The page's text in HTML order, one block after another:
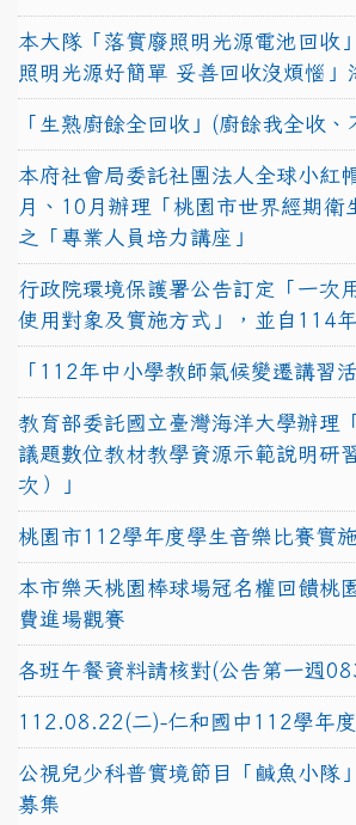
本大隊「落實廢照明光源電池回收
照明光源好簡單 妥善回收沒煩惱」
「生熟廚餘全回收」(廚餘我全收
本府社會局委託社團法人全球小紅
月、10月辦理「桃園市世界經期衛
之「專業人員培力講座」
行政院環境保護署公告訂定「一次
使用對象及實施方式」，並自114
「112年中小學教師氣候變遷講習活
教育部委託國立臺灣海洋大學辦理
議題數位教材教學資源示範說明研
次）」
桃園市112學年度學生音樂比賽實
本市樂天桃園棒球場冠名權回饋桃
費進場觀賽
各班午餐資料請核對(公告第一週
112.08.22(二)-仁和國中112學年
公視兒少科普實境節目「鹹魚小隊
募集